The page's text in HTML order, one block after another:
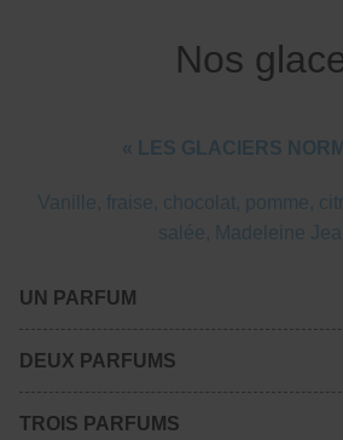
Nos
« LES GLACIERS
Vanille, fraise, chocolat, pomme,
salée, Madeleine
UN PARFUM
DEUX PARFUMS
TROIS PARFUMS